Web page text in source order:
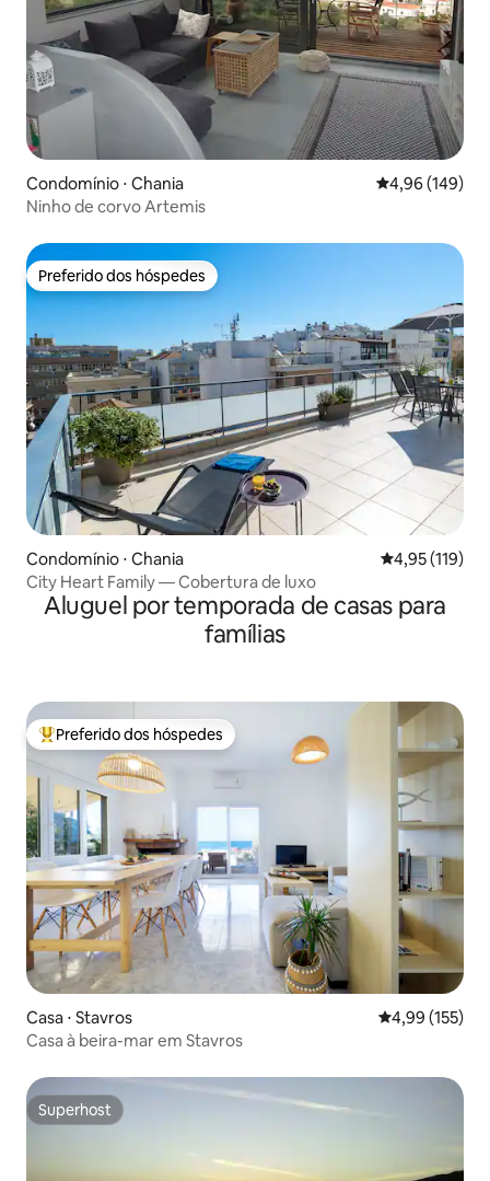
Condomínio ⋅ Chania 4,96 de uma
4,96 (149)
Ninho de corvo Artemis
Preferido dos hóspedes
Preferido dos hóspedes
Condomínio ⋅ Chania 4,95 de uma
4,95 (119)
City Heart Family — Cobertura de luxo
Aluguel por temporada de casas para
famílias
Entre os melhores preferidos dos hóspedes
Preferido dos hóspedes
Casa ⋅ Stavros 4,99 de uma
4,99 (155)
Casa à beira-mar em Stavros
Superhost
Superhost